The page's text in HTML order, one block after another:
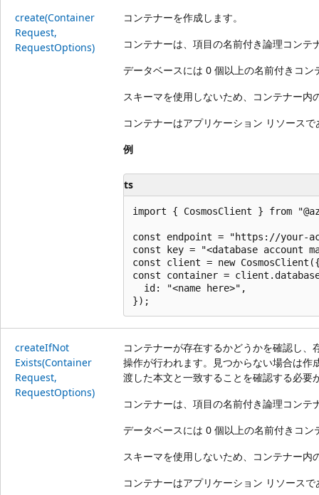
create(Container
Request,
RequestOptions)
コンテナーを作成します。
コンテナーは、項目の名前付き論理コンテ
データベースには 0 個以上の名前付きコ
スキーマを使用しないため、コンテナー
コンテナーはアプリケーション リソース
例
ts
import { CosmosClient } from
const endpoint = "https://your-
const key = "<database account
const client = new
const container =
  id: "<name here>",
createIfNot
Exists(Container
Request,
RequestOptions)
コンテナーが存在するかどうかを確認し
操作が行われます。見つからない場合は
渡した本文と一致することを確認する必要
コンテナーは、項目の名前付き論理コンテ
データベースには 0 個以上の名前付きコ
スキーマを使用しないため、コンテナー
コンテナーはアプリケーション リソース